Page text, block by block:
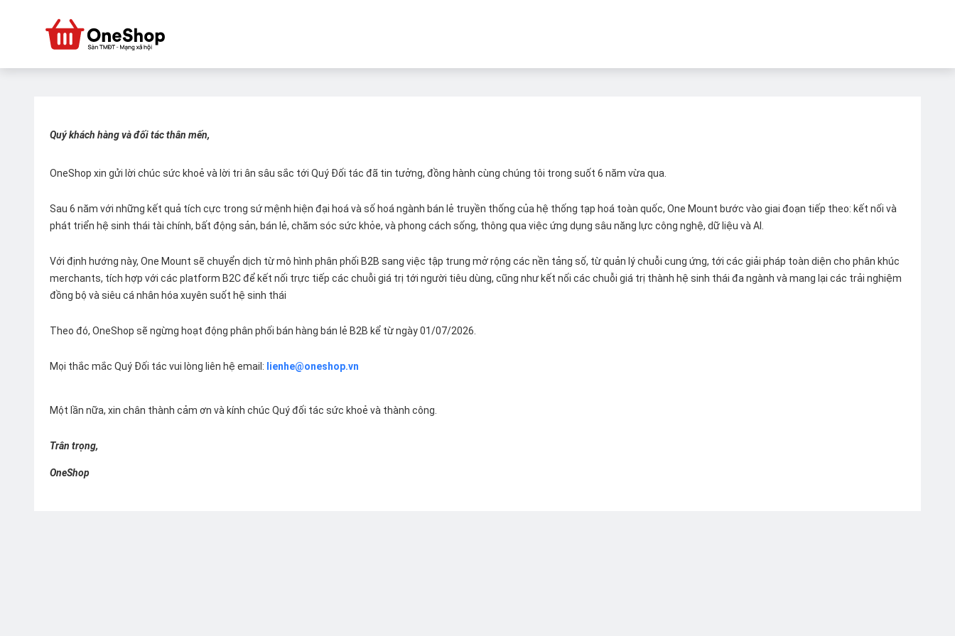
Quý khách hàng và đối tác thân mến,
OneShop xin gửi lời chúc sức khoẻ và lời tri ân sâu sắc tới Quý Đối tác đã tin tưởng, đồng hành cùng chúng tôi trong suốt 6 năm vừa qua.
Sau 6 năm với những kết quả tích cực trong sứ mệnh hiện đại hoá và số hoá ngành bán lẻ truyền thống của hệ thống tạp hoá toàn quốc, One Mount bước vào giai đoạn tiếp theo: kết nối và
phát triển hệ sinh thái tài chính, bất động sản, bán lẻ, chăm sóc sức khỏe, và phong cách sống, thông qua việc ứng dụng sâu năng lực công nghệ, dữ liệu và AI.
Với định hướng này, One Mount sẽ chuyển dịch từ mô hình phân phối B2B sang việc tập trung mở rộng các nền tảng số, từ quản lý chuỗi cung ứng, tới các giải pháp toàn diện cho phân khúc
merchants, tích hợp với các platform B2C để kết nối trực tiếp các chuỗi giá trị tới người tiêu dùng, cũng như kết nối các chuỗi giá trị thành hệ sinh thái đa ngành và mang lại các trải nghiệm
đồng bộ và siêu cá nhân hóa xuyên suốt hệ sinh thái
Theo đó, OneShop sẽ ngừng hoạt động phân phối bán hàng bán lẻ B2B kể từ ngày 01/07/2026.
Mọi thắc mắc Quý Đối tác vui lòng liên hệ email: lienhe@oneshop.vn
Một lần nữa, xin chân thành cảm ơn và kính chúc Quý đối tác sức khoẻ và thành công.
Trân trọng,
OneShop